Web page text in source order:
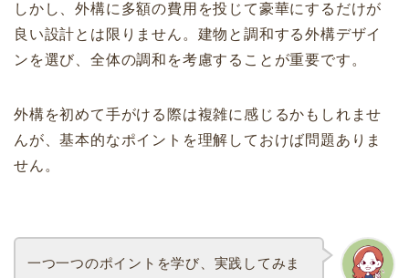
しかし、外構に多額の費用を投じて豪華にするだけが
良い設計とは限りません。建物と調和する外構デザイ
ンを選び、全体の調和を考慮することが重要です。
外構を初めて手がける際は複雑に感じるかもしれませ
んが、基本的なポイントを理解しておけば問題ありま
せん。
一つ一つのポイントを学び、実践してみま